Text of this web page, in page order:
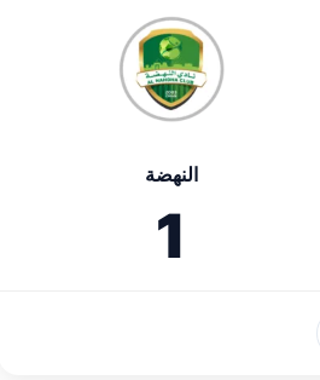
النهضة
1